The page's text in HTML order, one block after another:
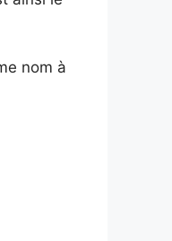
nom à